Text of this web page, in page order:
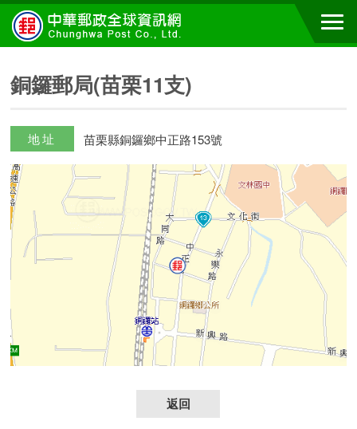
銅鑼郵局(苗栗11支)
地址 苗栗縣銅鑼鄉中正路153號